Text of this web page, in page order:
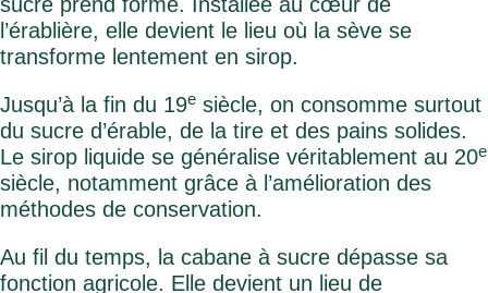
l’érablière, elle devient le lieu où la sève se
transforme lentement en sirop.
Jusqu’à la fin du 19e siècle, on consomme surtout
du sucre d’érable, de la tire et des pains solides.
Le sirop liquide se généralise véritablement au 20e
siècle, notamment grâce à l’amélioration des
méthodes de conservation.
Au fil du temps, la cabane à sucre dépasse sa
fonction agricole. Elle devient un lieu de